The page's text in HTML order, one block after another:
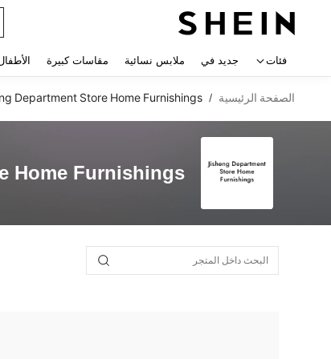
فئات جديد في ملابس نسائية مقاسات كبيرة
الصفحة الرئيسية /
Department Store Home Furnishings
Home Furnishings